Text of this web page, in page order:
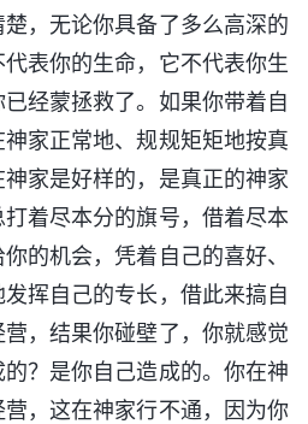
，无论你具备了多么高深的
表你的生命，它不代表你生
经蒙拯救了。如果你带着自
家正常地、规规矩矩地按真
家是好样的，是真正的神家
着尽本分的旗号，借着尽本
的机会，凭着自己的喜好、
挥自己的专长，借此来搞自
，结果你碰壁了，你就感觉
？是你自己造成的。你在神
，这在神家行不通，因为你